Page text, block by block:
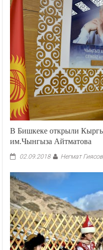
В Бишкеке открыли
им.Чынгыза Айтматова
02.09.2018 Негмат Гиясов